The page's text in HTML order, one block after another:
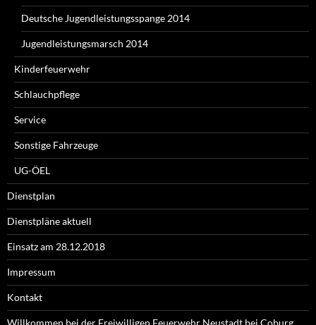
Deutsche Jugendleistungsspange 2014
Jugendleistungsmarsch 2014
Kinderfeuerwehr
Schlauchpflege
Service
Sonstige Fahrzeuge
UG-ÖEL
Dienstplan
Dienstpläne aktuell
Einsatz am 28.12.2018
Impressum
Kontakt